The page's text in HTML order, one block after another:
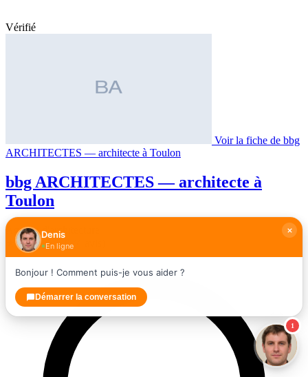
Vérifié
Voir la fiche de bbg
ARCHITECTES — architecte à Toulon
bbg ARCHITECTES — architecte à
Toulon
Agence d'architecture
★★★★★ 5,0 (4 avis)
1
Denis
En ligne
Bonjour ! Comment puis-je vous aider ?
Démarrer la conversation